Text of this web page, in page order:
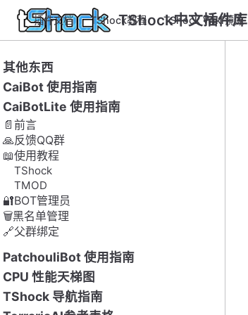
TShock中文插件库
插件文档 TShock教程 TShock Wiki镜像
其他东西
CaiBot 使用指南
CaiBotLite 使用指南
📄前言
🙏反馈QQ群
📖使用教程
TShock
TMOD
🔐BOT管理员
🗑️黑名单管理
🔗父群绑定
PatchouliBot 使用指南
CPU 性能天梯图
TShock 导航指南